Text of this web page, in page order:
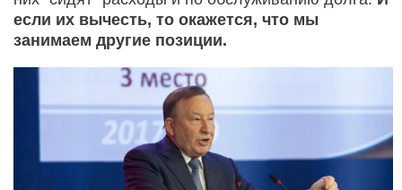
если их вычесть, то окажется, что мы
занимаем другие позиции.